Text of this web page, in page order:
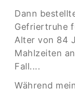
Dann
Gefriertruhe
Alter von 84
Mahlzeiten
Fall....
Während